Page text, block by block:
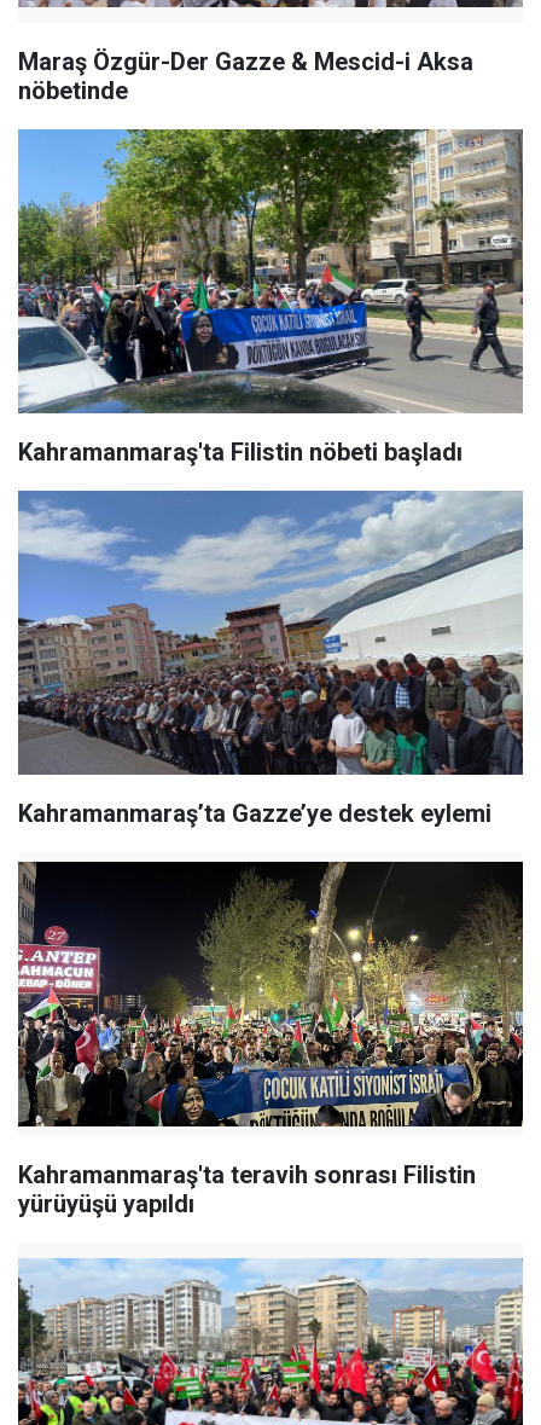
Maraş Özgür-Der Gazze & Mescid-i Aksa
nöbetinde
Kahramanmaraş'ta Filistin nöbeti başladı
Kahramanmaraş’ta Gazze’ye destek eylemi
Kahramanmaraş'ta teravih sonrası Filistin
yürüyüşü yapıldı